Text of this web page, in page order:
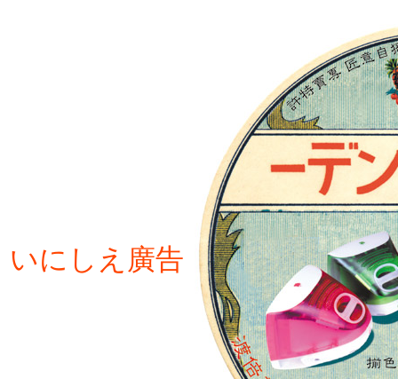
いにしえ廣告